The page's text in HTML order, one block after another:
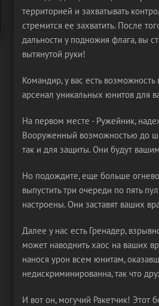
территорией и захватывать
стремится ее захватить. После
дальности у подножия флага, вы
вытянутой руки!
Командир, у вас есть
арсенал уникальных юнитов для
На первом месте - Ружейник,
Вооруженный возможностью до
так и для защиты. Они будут
Но подождите, еще больше
выпустить три очереди по пять
настроены. Они заставят ваших
Далее у нас есть Гренадер,
может наводнить хаос на ваших
нанося урон всем юнитам,
недискриминированна, так что
И вот он, могучий Ракетчик! Этот